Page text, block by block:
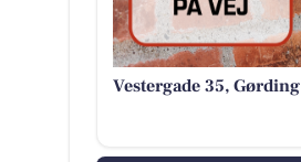
Vestergade 35, Gørding